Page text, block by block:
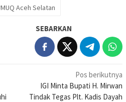
Aceh Selatan
SEBARKAN
Pos berikutnya
IGI Minta Bupati H. Mirwan
Tindak Tegas Plt. Kadis Dayah